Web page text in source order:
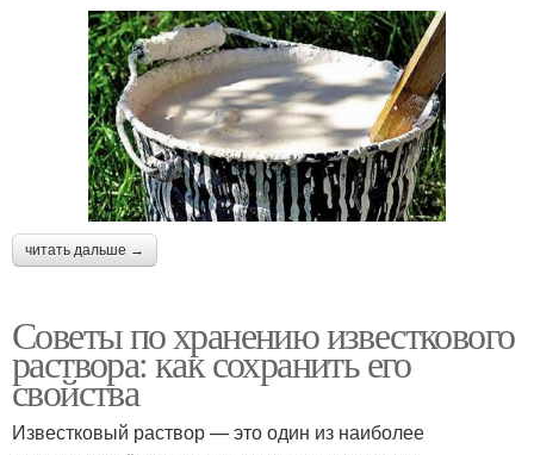
читать дальше →
Советы по хранению известкового
раствора: как сохранить его
свойства
Известковый раствор — это один из наиболее